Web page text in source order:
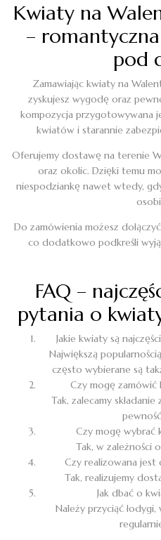
Kwiaty na
–
pod
Zamawiając kwiaty na
zyskujesz wygodę oraz
kompozycja przygotowywana
kwiatów i starannie
Oferujemy dostawę na terenie
oraz okolic. Dzięki temu
niespodziankę nawet wtedy,
Do zamówienia możesz
co dodatkowo podkreśli
FAQ –
pytania o
Jakie kwiaty są
Największą
często wybierane są
Czy mogę zamówić
Tak, zalecamy
Czy mogę wybrać
Tak, w zależności
Czy realizowana jest
Tak, realizujemy
Jak dbać o
Należy przyciąć